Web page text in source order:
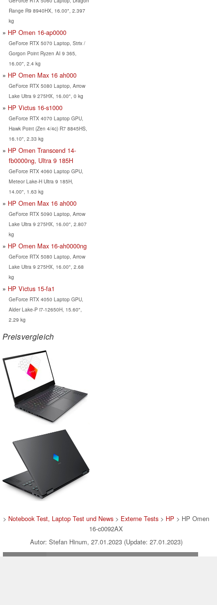
Range R9 8940HX, 16.00", 2.397
kg
HP Omen 16-ap0000
GeForce RTX 5070 Laptop, Strix /
Gorgon Point Ryzen AI 9 365,
16.00", 2.4 kg
HP Omen Max 16 ah000
GeForce RTX 5080 Laptop, Arrow
Lake Ultra 9 275HX, 16.00", 0 kg
HP Victus 16-s1000
GeForce RTX 4070 Laptop GPU,
Hawk Point (Zen 4/4c) R7 8845HS,
16.10", 2.33 kg
HP Omen Transcend 14-
fb0000ng, Ultra 9 185H
GeForce RTX 4060 Laptop GPU,
Meteor Lake-H Ultra 9 185H,
14.00", 1.63 kg
HP Omen Max 16 ah000
GeForce RTX 5090 Laptop, Arrow
Lake Ultra 9 275HX, 16.00", 2.807
kg
HP Omen Max 16-ah0000ng
GeForce RTX 5080 Laptop, Arrow
Lake Ultra 9 275HX, 16.00", 2.68
kg
HP Victus 15-fa1
GeForce RTX 4050 Laptop GPU,
Alder Lake-P i7-12650H, 15.60",
2.29 kg
Preisvergleich
> Notebook Test, Laptop Test und News > Externe Tests > HP > HP Omen
16-c0092AX
Autor: Stefan Hinum, 27.01.2023 (Update: 27.01.2023)
loading failed!